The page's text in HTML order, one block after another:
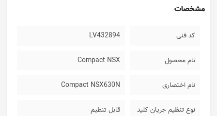
مشخصات
کد فنی LV432894
نام محصول Compact NSX
نام اختصاری Compact NSX630N
نوع تنظیم جریان کلید قابل تنظیم